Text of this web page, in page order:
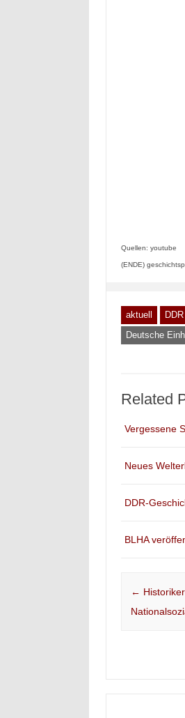
Quellen: youtube
(ENDE)
aktuell
Deutsche
Related
Vergessene
Neues
DDR-
BLHA
Post
←